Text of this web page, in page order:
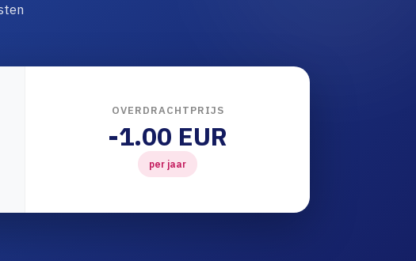
OVERDRACHTPRIJS
-1.00 EUR
per jaar